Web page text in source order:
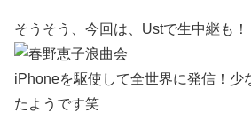
そうそう、今回は、Ustで生中継も！
iPhoneを駆使して全世界に発信！少
たようです笑